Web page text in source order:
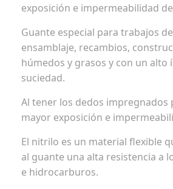
exposición e impermeabilidad
Guante especial para trabajos
ensamblaje, recambios,
húmedos y grasos y con un alto
suciedad.
Al tener los dedos impregnados
mayor exposición e
El nitrilo es un material flexible
al guante una alta resistencia a
e hidrocarburos.